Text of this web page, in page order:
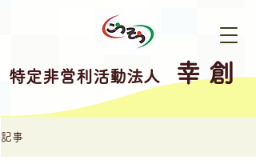
特定非営利活動法人 幸 創
記事